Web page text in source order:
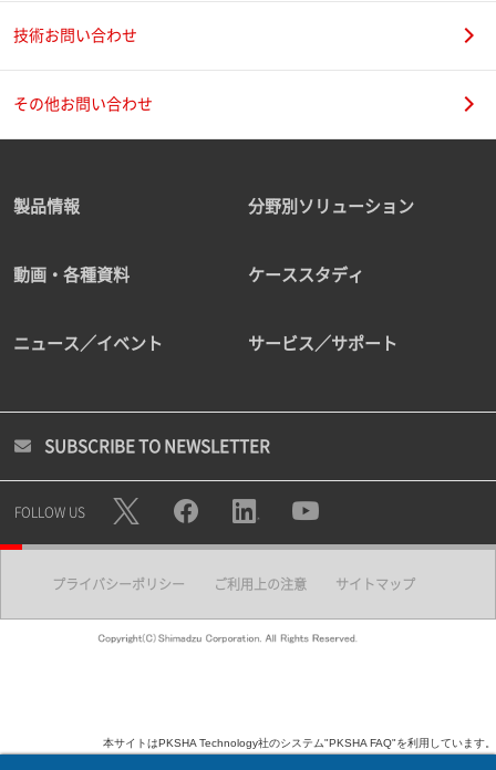
技術お問い合わせ
その他お問い合わせ
製品情報 分野別ソリューション
動画・各種資料 ケーススタディ
ニュース／イベント サービス／サポート
SUBSCRIBE TO NEWSLETTER
FOLLOW US
プライバシーポリシー ご利用上の注意 サイトマップ
本サイトはPKSHA Technology社のシステム"PKSHA FAQ"を利用しています。